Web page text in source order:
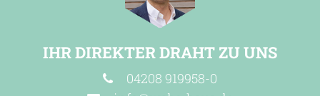
IHR DIREKTER DRAHT ZU UNS
04208 919958-0